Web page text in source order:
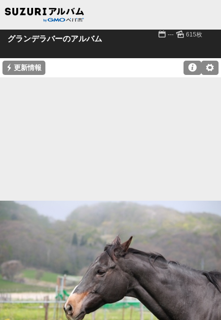
グランデラバーのアルバム 📅 --- 🌄 615枚
⚡ 更新情報 ⚙
